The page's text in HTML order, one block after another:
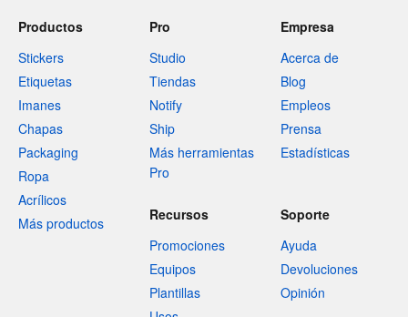
Productos
Stickers
Etiquetas
Imanes
Chapas
Packaging
Ropa
Acrílicos
Más productos
Pro
Studio
Tiendas
Notify
Ship
Más herramientas
Pro
Empresa
Acerca de
Blog
Empleos
Prensa
Estadísticas
Recursos
Promociones
Equipos
Plantillas
Soporte
Ayuda
Devoluciones
Opinión